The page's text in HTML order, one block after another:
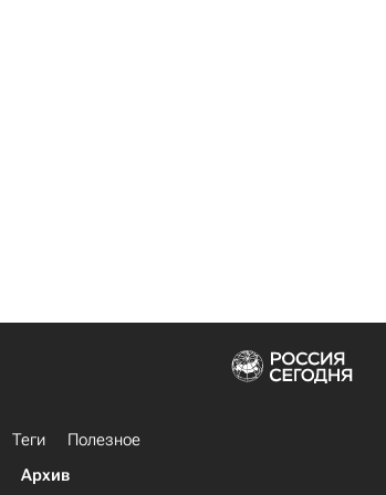
Теги
Полезное
Архив